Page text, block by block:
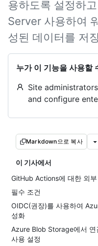
용하도록 설정하
Server 사용하여
성된 데이터를 저
누가 이 기능을 사용할
Site
and configure
Markdown으로 복사
이 기사에서
GitHub Actions에 대한 외
필수 조건
OIDC(권장)를 사용하여
성화
Azure Blob Storage에서
사용 설정